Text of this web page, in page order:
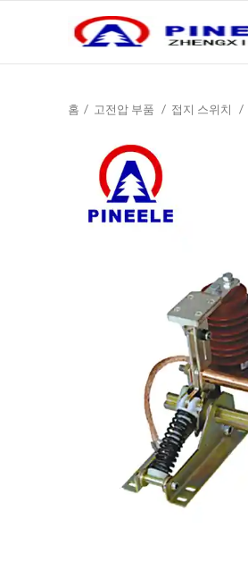
홈 고전압 부품 접지 스위치